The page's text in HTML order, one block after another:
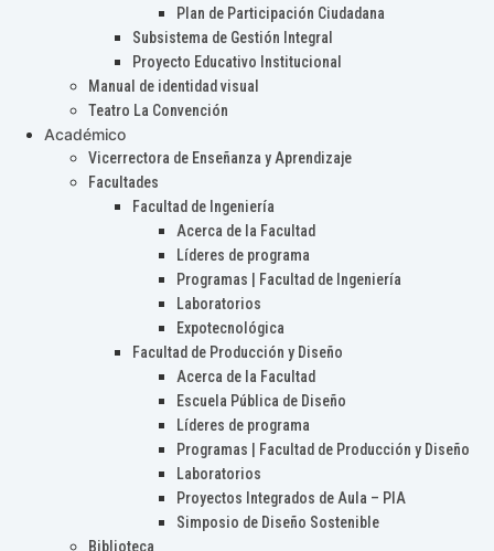
Plan de Participación Ciudadana
Subsistema de Gestión Integral
Proyecto Educativo Institucional
Manual de identidad visual
Teatro La Convención
Académico
Vicerrectora de Enseñanza y Aprendizaje
Facultades
Facultad de Ingeniería
Acerca de la Facultad
Líderes de programa
Programas | Facultad de Ingeniería
Laboratorios
Expotecnológica
Facultad de Producción y Diseño
Acerca de la Facultad
Escuela Pública de Diseño
Líderes de programa
Programas | Facultad de Producción y Diseño
Laboratorios
Proyectos Integrados de Aula – PIA
Simposio de Diseño Sostenible
Biblioteca